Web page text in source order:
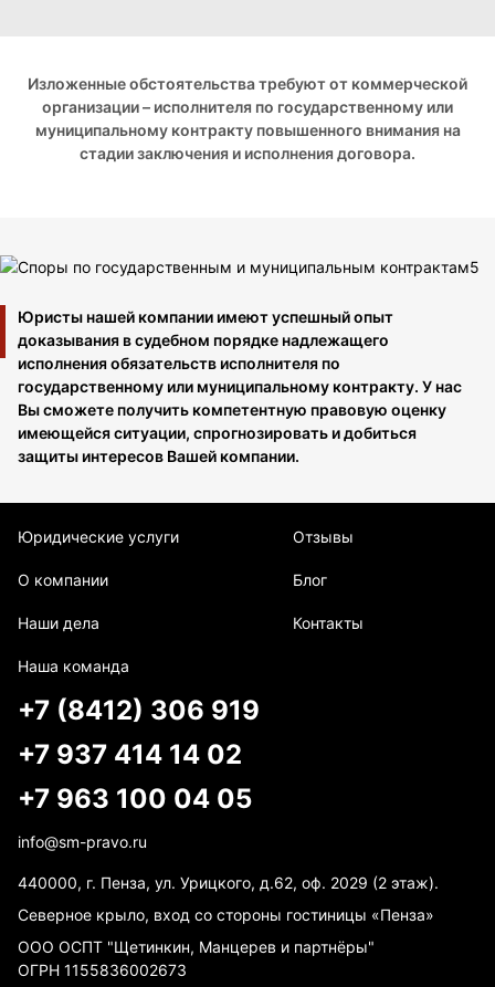
Изложенные обстоятельства требуют от коммерческой
организации – исполнителя по государственному или
муниципальному контракту повышенного внимания на
стадии заключения и исполнения договора.
Юристы нашей компании имеют успешный опыт
доказывания в судебном порядке надлежащего
исполнения обязательств исполнителя по
государственному или муниципальному контракту. У нас
Вы сможете получить компетентную правовую оценку
имеющейся ситуации, спрогнозировать и добиться
защиты интересов Вашей компании.
Юридические услуги
О компании
Наши дела
Наша команда
Отзывы
Блог
Контакты
info@sm-pravo.ru
440000, г. Пенза, ул. Урицкого, д.62, оф. 2029 (2 этаж).
Северное крыло, вход со стороны гостиницы «Пенза»
ООО ОСПТ "Щетинкин, Манцерев и партнёры"
ОГРН 1155836002673
+7 (8412) 306 919
+7 937 414 14 02
+7 963 100 04 05